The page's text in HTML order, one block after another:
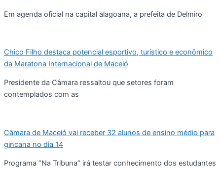
Em agenda oficial na capital alagoana, a prefeita de Delmiro
Chico Filho destaca potencial esportivo, turístico e econômico
da Maratona Internacional de Maceió
Presidente da Câmara ressaltou que setores foram
contemplados com as
Câmara de Maceió vai receber 32 alunos de ensino médio para
gincana no dia 14
Programa “Na Tribuna” irá testar conhecimento dos estudantes